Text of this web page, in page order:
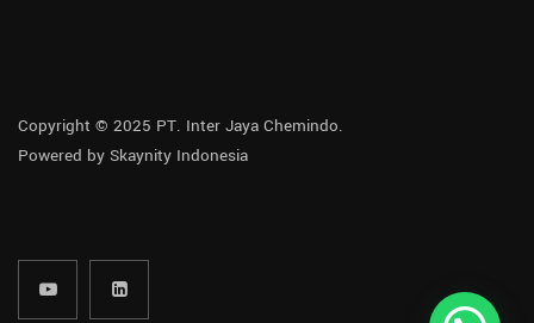
Copyright © 2025 PT. Inter Jaya Chemindo.
Powered by Skaynity Indonesia